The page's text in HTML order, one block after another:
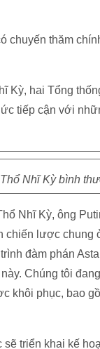
chuyến thăm
Kỳ, hai Tổng
tiếp cận với
Nhĩ Kỳ bình
Nhĩ Kỳ, ông
chiến lược chung
đàm phán
Chúng tôi
khôi phục, bao
triển khai kế